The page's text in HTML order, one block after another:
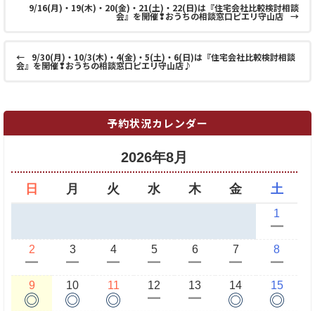
9/16(月)・19(木)・20(金)・21(土)・22(日)は『住宅会社比較検討相談
会』を開催❢おうちの相談窓口ピエリ守山店 →
← 9/30(月)・10/3(木)・4(金)・5(土)・6(日)は『住宅会社比較検討相談
会』を開催❢おうちの相談窓口ピエリ守山店♪
予約状況カレンダー
2026年8月
日 月 火 水 木 金 土
1
ー
2
ー
3
ー
4
ー
5
ー
6
ー
7
ー
8
ー
9
◎
10
◎
11
◎
12
ー
13
ー
14
◎
15
◎